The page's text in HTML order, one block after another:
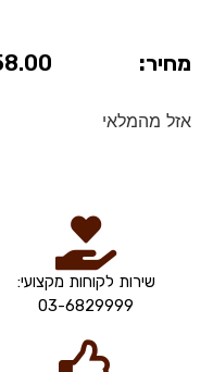
מחיר:
אזל מהמלאי
שירות לקוחות מקצועי:
03-6829999